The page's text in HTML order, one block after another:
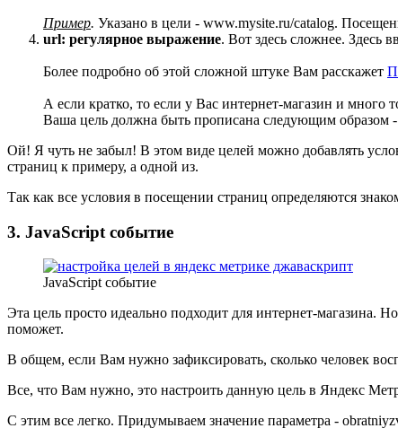
Пример. Указано в цели - www.mysite.ru/catalog.
url: регулярное выражение. Вот здесь сложнее. Здесь
Более подробно об этой сложной штуке Вам расскажет
А если кратко, то если у Вас интернет-магазин и много
Ваша цель должна быть прописана следующим образом
Ой! Я чуть не забыл! В этом виде целей можно добавлять
страниц к примеру, а одной из.
Так как все условия в посещении страниц определяются
3. JavaScript событие
JavaScript событие
Эта цель просто идеально подходит для интернет-магазина.
поможет.
В общем, если Вам нужно зафиксировать, сколько человек
Все, что Вам нужно, это настроить данную цель в Яндекс
С этим все легко. Придумываем значение параметра -